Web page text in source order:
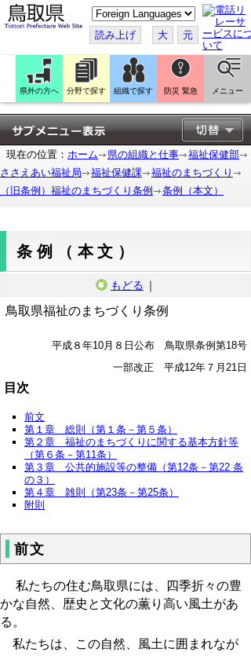
こ
の
ペ
ー
ジ
翻
訳
す
る
読み上げ 大 元
県外の方へ 分野で探す 組織で探す 防災 緊急 メニュー
現在の位置： ホーム 県の組織と仕事
福祉保健部
ささえあい福祉局
福祉保健課
福祉のまちづくり
（旧条例）福祉のまちづくり条例
条例（本文）
条例（本文）
もどる ｜
鳥取県福祉のまちづくり条例
平成８年10月８日公布 鳥取県条例第18号
一部改正 平成12年７月21日
目次
前文
第１章 総則（第１条－第５条）
第２章 福祉のまちづくりに関する基本方針等
（第６条－第11条）
第３章 公共的施設等の整備（第12条－第22 条
の３）
第４章 雑則
（第23条－第25条）
附則
前文
私たちの住む鳥取県には、四季折々の豊
かな自然、歴史と文化の薫り高い風土があ
る。
私たちは、この自然、風土に囲まれなが